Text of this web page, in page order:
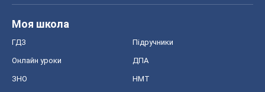
Моя школа
ГДЗ Підручники
Онлайн уроки ДПА
ЗНО НМТ